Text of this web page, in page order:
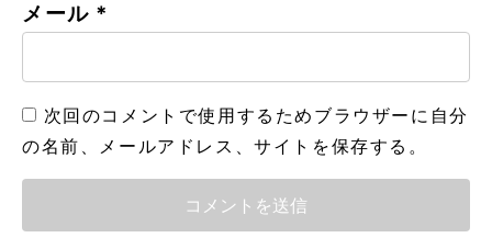
メール *
次回のコメントで使用するためブラウザーに自分
の名前、メールアドレス、サイトを保存する。